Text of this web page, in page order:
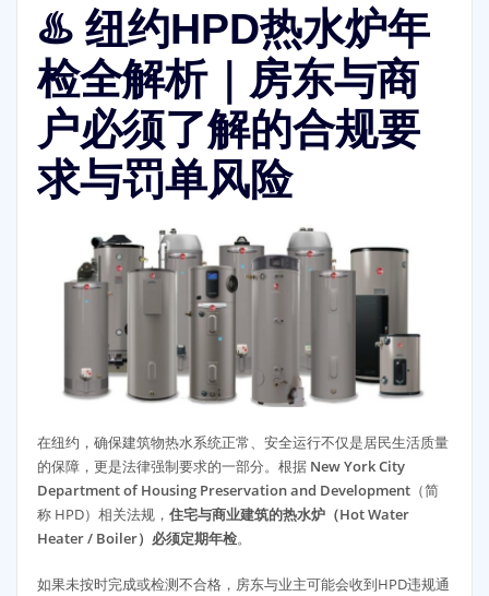
♨️ 纽约HPD热水炉年
检全解析｜房东与商
户必须了解的合规要
求与罚单风险
在纽约，确保建筑物热水系统正常、安全运行不仅是居民生活质量
的保障，更是法律强制要求的一部分。根据 New York City
Department of Housing Preservation and Development（简
称 HPD）相关法规， 住宅与商业建筑的热水炉（Hot Water
Heater / Boiler）必须定期年检。
如果未按时完成或检测不合格，房东与业主可能会收到HPD违规通